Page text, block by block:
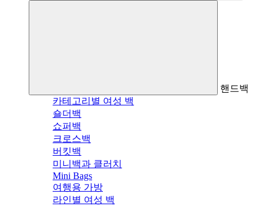
핸드백
카테고리별 여성 백
숄더백
쇼퍼백
크로스백
버킷백
미니백과 클러치
Mini Bags
여행용 가방
라인별 여성 백